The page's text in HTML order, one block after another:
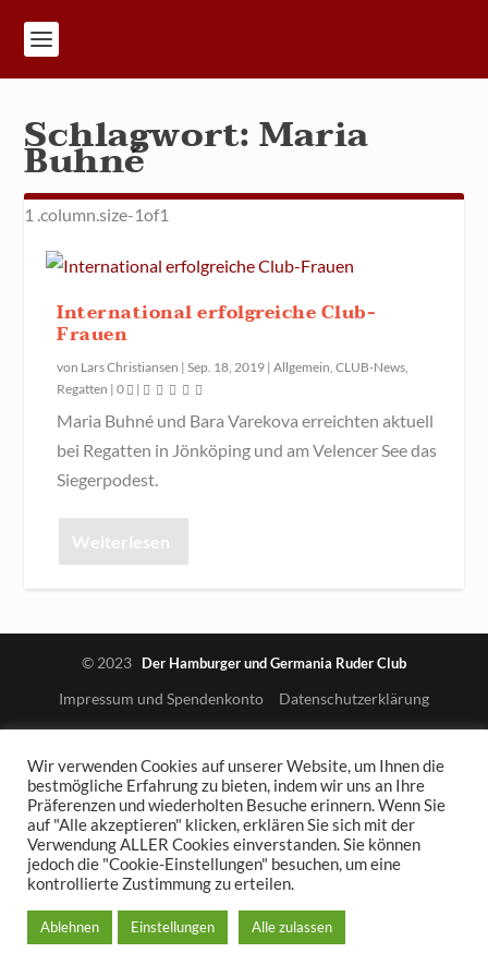
Schlagwort:Maria
Buhné
International erfolgreiche Club-
Frauen
von Lars Christiansen |Sep. 18, 2019 |Allgemein,CLUB-News,
Regatten |0 |
Maria Buhné und Bara Varekova erreichten aktuell
bei Regatten in Jönköping und am Velencer See das
Siegerpodest.
Weiterlesen
© 2023 Der Hamburger und Germania Ruder Club
Impressum und Spendenkonto Datenschutzerklärung
Wir verwenden Cookies auf unserer Website, um Ihnen die
bestmögliche Erfahrung zu bieten, indem wir uns an Ihre
Präferenzen und wiederholten Besuche erinnern. Wenn Sie
auf "Alle akzeptieren" klicken, erklären Sie sich mit der
Verwendung ALLER Cookies einverstanden. Sie können
jedoch die "Cookie-Einstellungen" besuchen, um eine
kontrollierte Zustimmung zu erteilen.
Ablehnen Einstellungen Alle zulassen